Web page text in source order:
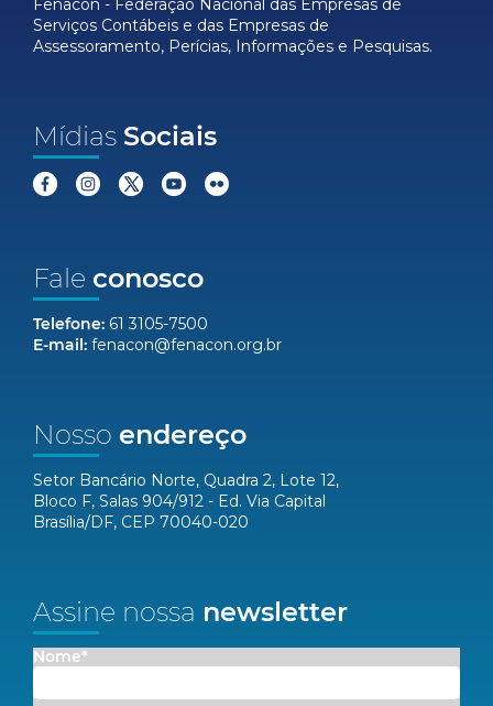
Fenacon - Federação Nacional das Empresas de
Serviços Contábeis e das Empresas de
Assessoramento, Perícias, Informações e Pesquisas.
Mídias Sociais
Fale conosco
Telefone: 61 3105-7500
E-mail: fenacon@fenacon.org.br
Nosso endereço
Setor Bancário Norte, Quadra 2, Lote 12,
Bloco F, Salas 904/912 - Ed. Via Capital
Brasília/DF, CEP 70040-020
Assine nossa newsletter
Nome*